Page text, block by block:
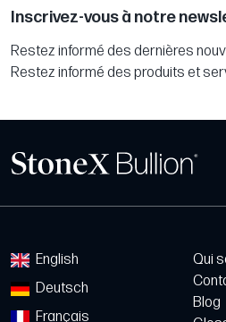
Inscrivez-vous à notre
Restez informé des dernières
Restez informé des produits et
English
Deutsch
Français
Qui
Blog